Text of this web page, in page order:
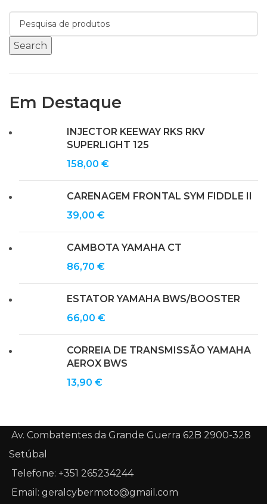
Search
Em Destaque
INJECTOR KEEWAY RKS RKV
SUPERLIGHT 125
158,00 €
CARENAGEM FRONTAL SYM FIDDLE II
39,00 €
CAMBOTA YAMAHA CT
86,70 €
ESTATOR YAMAHA BWS/BOOSTER
66,00 €
CORREIA DE TRANSMISSÃO YAMAHA
AEROX BWS
13,90 €
Av. Combatentes da Grande Guerra 62B 2900-328
Setúbal
Telefone: +351 265234244
Email: geralcybermoto@gmail.com